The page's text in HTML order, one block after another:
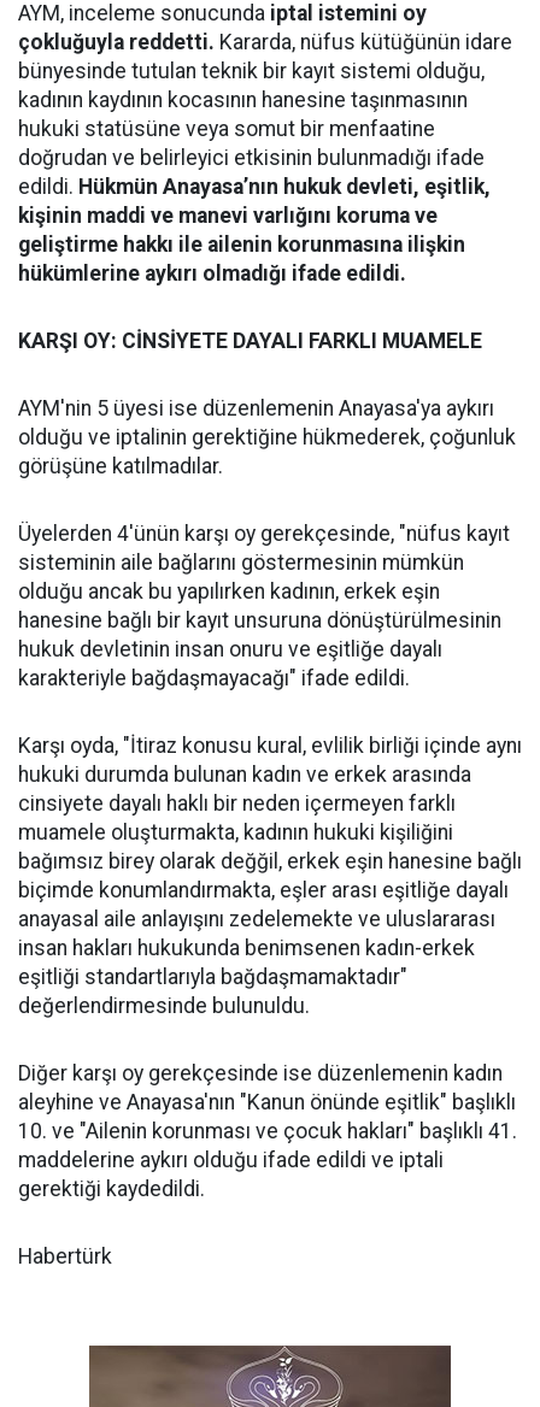
AYM, inceleme sonucunda iptal istemini oy
çokluğuyla reddetti. Kararda, nüfus kütüğünün idare
bünyesinde tutulan teknik bir kayıt sistemi olduğu,
kadının kaydının kocasının hanesine taşınmasının
hukuki statüsüne veya somut bir menfaatine
doğrudan ve belirleyici etkisinin bulunmadığı ifade
edildi. Hükmün Anayasa’nın hukuk devleti, eşitlik,
kişinin maddi ve manevi varlığını koruma ve
geliştirme hakkı ile ailenin korunmasına ilişkin
hükümlerine aykırı olmadığı ifade edildi.
KARŞI OY: CİNSİYETE DAYALI FARKLI MUAMELE
AYM'nin 5 üyesi ise düzenlemenin Anayasa'ya aykırı
olduğu ve iptalinin gerektiğine hükmederek, çoğunluk
görüşüne katılmadılar.
Üyelerden 4'ünün karşı oy gerekçesinde, "nüfus kayıt
sisteminin aile bağlarını göstermesinin mümkün
olduğu ancak bu yapılırken kadının, erkek eşin
hanesine bağlı bir kayıt unsuruna dönüştürülmesinin
hukuk devletinin insan onuru ve eşitliğe dayalı
karakteriyle bağdaşmayacağı" ifade edildi.
Karşı oyda, "İtiraz konusu kural, evlilik birliği içinde aynı
hukuki durumda bulunan kadın ve erkek arasında
cinsiyete dayalı haklı bir neden içermeyen farklı
muamele oluşturmakta, kadının hukuki kişiliğini
bağımsız birey olarak değğil, erkek eşin hanesine bağlı
biçimde konumlandırmakta, eşler arası eşitliğe dayalı
anayasal aile anlayışını zedelemekte ve uluslararası
insan hakları hukukunda benimsenen kadın-erkek
eşitliği standartlarıyla bağdaşmamaktadır"
değerlendirmesinde bulunuldu.
Diğer karşı oy gerekçesinde ise düzenlemenin kadın
aleyhine ve Anayasa'nın "Kanun önünde eşitlik" başlıklı
10. ve "Ailenin korunması ve çocuk hakları" başlıklı 41.
maddelerine aykırı olduğu ifade edildi ve iptali
gerektiği kaydedildi.
Habertürk